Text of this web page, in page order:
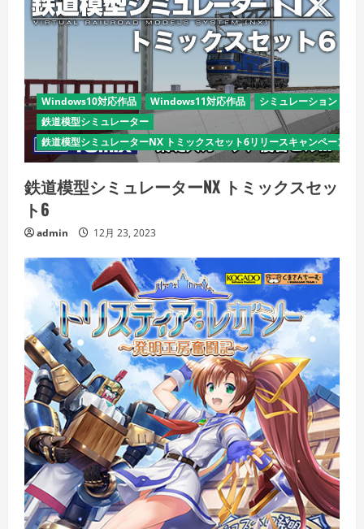
Windows10対応作品 Windows11対応作品
シミュレーション
鉄道模型シミュレーター
鉄道模型シミュレーターNX トミックスセット6リリースキャンペーン
鉄道模型シミュレーターNX トミックスセッ
ト6
admin 12月 23, 2023